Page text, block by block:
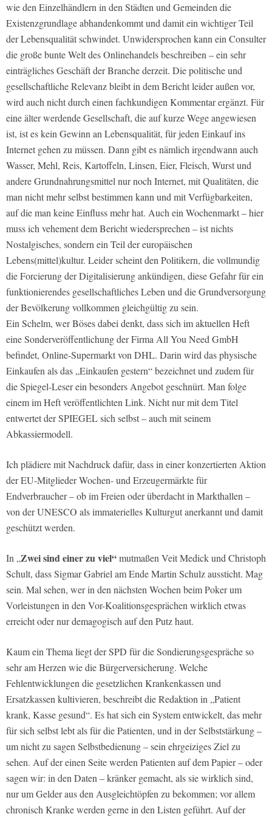
wie den Einzelhändlern in den Städten und Gemeinden die
Existenzgrundlage abhandenkommt und damit ein wichtiger Teil
der Lebensqualität schwindet. Unwidersprochen kann ein Consulter
die große bunte Welt des Onlinehandels beschreiben – ein sehr
einträgliches Geschäft der Branche derzeit. Die politische und
gesellschaftliche Relevanz bleibt in dem Bericht leider außen vor,
wird auch nicht durch einen fachkundigen Kommentar ergänzt. Für
eine älter werdende Gesellschaft, die auf kurze Wege angewiesen
ist, ist es kein Gewinn an Lebensqualität, für jeden Einkauf ins
Internet gehen zu müssen. Dann gibt es nämlich irgendwann auch
Wasser, Mehl, Reis, Kartoffeln, Linsen, Eier, Fleisch, Wurst und
andere Grundnahrungsmittel nur noch Internet, mit Qualitäten, die
man nicht mehr selbst bestimmen kann und mit Verfügbarkeiten,
auf die man keine Einfluss mehr hat. Auch ein Wochenmarkt – hier
muss ich vehement dem Bericht wiedersprechen – ist nichts
Nostalgisches, sondern ein Teil der europäischen
Lebens(mittel)kultur. Leider scheint den Politikern, die vollmundig
die Forcierung der Digitalisierung ankündigen, diese Gefahr für ein
funktionierendes gesellschaftliches Leben und die Grundversorgung
der Bevölkerung vollkommen gleichgültig zu sein.
Ein Schelm, wer Böses dabei denkt, dass sich im aktuellen Heft
eine Sonderveröffentlichung der Firma All You Need GmbH
befindet, Online-Supermarkt von DHL. Darin wird das physische
Einkaufen als das „Einkaufen gestern“ bezeichnet und zudem für
die Spiegel-Leser ein besonders Angebot geschnürt. Man folge
einem im Heft veröffentlichten Link. Nicht nur mit dem Titel
entwertet der SPIEGEL sich selbst – auch mit seinem
Abkassiermodell.
Ich plädiere mit Nachdruck dafür, dass in einer konzertierten Aktion
der EU-Mitglieder Wochen- und Erzeugermärkte für
Endverbraucher – ob im Freien oder überdacht in Markthallen –
von der UNESCO als immaterielles Kulturgut anerkannt und damit
geschützt werden.
In „Zwei sind einer zu viel“mutmaßen Veit Medick und Christoph
Schult, dass Sigmar Gabriel am Ende Martin Schulz aussticht. Mag
sein. Mal sehen, wer in den nächsten Wochen beim Poker um
Vorleistungen in den Vor-Koalitionsgesprächen wirklich etwas
erreicht oder nur demagogisch auf den Putz haut.
Kaum ein Thema liegt der SPD für die Sondierungsgespräche so
sehr am Herzen wie die Bürgerversicherung. Welche
Fehlentwicklungen die gesetzlichen Krankenkassen und
Ersatzkassen kultivieren, beschreibt die Redaktion in „Patient
krank, Kasse gesund“. Es hat sich ein System entwickelt, das mehr
für sich selbst lebt als für die Patienten, und in der Selbststärkung –
um nicht zu sagen Selbstbedienung – sein ehrgeiziges Ziel zu
sehen. Auf der einen Seite werden Patienten auf dem Papier – oder
sagen wir: in den Daten – kränker gemacht, als sie wirklich sind,
nur um Gelder aus den Ausgleichtöpfen zu bekommen; vor allem
chronisch Kranke werden gerne in den Listen geführt. Auf der